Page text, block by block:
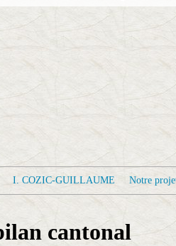
I. COZIC-GUILLAUME Notre
cantonal